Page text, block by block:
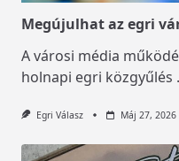
Megújulhat az egri
A városi média
holnapi egri közgyűlés
Egri Válasz Máj 27, 2026